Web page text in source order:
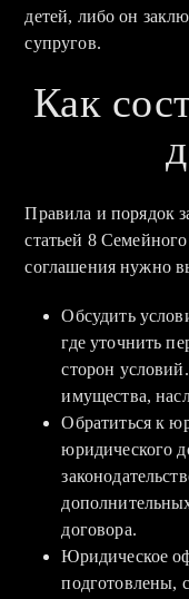
детей, либо он
супругов.
Как
Правила и порядок
статьей 8
соглашения нужно
Обсудить
где уточнить
сторон
имущества,
Обратиться к
юридического
договора.
Юридическое
подготовлены,